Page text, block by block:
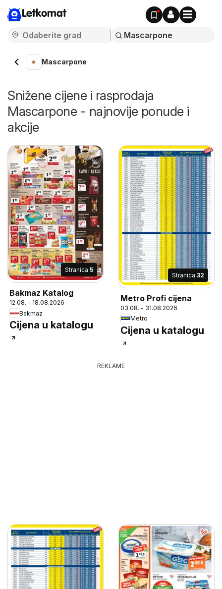
Letkomat
Mascarpone
Snižene cijene i rasprodaja
Mascarpone - najnovije ponude i
akcije
Stranica 5
Bakmaz Katalog
12.08. - 18.08.2026
Bakmaz
Cijena u katalogu
Stranica 32
Metro Profi cijena
03.08. - 31.08.2026
Metro
Cijena u katalogu
REKLAME